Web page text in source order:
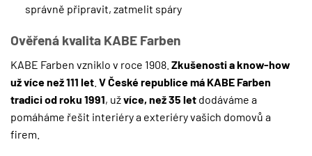
správně připravit, zatmelit spáry
Ověřená kvalita KABE Farben
KABE Farben vzniklo v roce 1908. Zkušenosti a know-how
už více než 111 let V České republice má KABE Farben
tradici od roku 1991, užvíce, než 35 let dodáváme a
pomáháme řešit interiéry a exteriéry vašich domovů a
firem.